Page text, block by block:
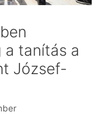
tanítás a
József-